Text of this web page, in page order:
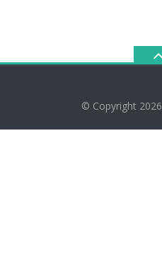
© Copyright 2026